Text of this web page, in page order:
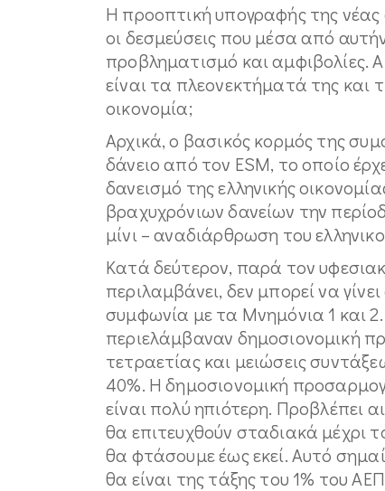
Η προοπτική υπογραφής της
οι δεσμεύσεις που μέσα από
προβληματισμό και αμφιβολίες.
είναι τα πλεονεκτήματά της και
οικονομία;
Αρχικά, ο βασικός κορμός της
δάνειο από τον ESM, το οποίο
δανεισμό της ελληνικής
βραχυχρόνιων δανείων την
μίνι – αναδιάρθρωση του
Κατά δεύτερον, παρά τον
περιλαμβάνει, δεν μπορεί να
συμφωνία με τα Μνημόνια 1 και
περιελάμβαναν δημοσιονομική
τετραετίας και μειώσεις
40%. Η δημοσιονομική
είναι πολύ ηπιότερη.
θα επιτευχθούν σταδιακά μέχρι
θα φτάσουμε έως εκεί. Αυτό
θα είναι της τάξης του 1% του